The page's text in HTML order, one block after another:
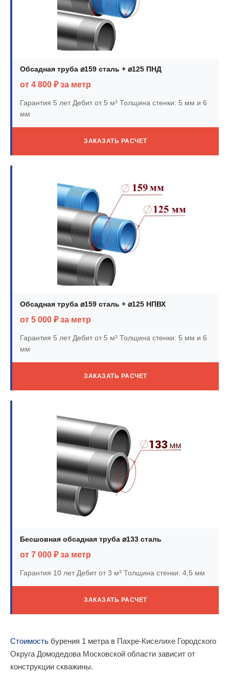
Обсадная труба ⌀159 сталь + ⌀125 ПНД
от 4 800 ₽ за метр
Гарантия 5 летДебит от 5 м³ Толщина стенки: 5 мм и 6
мм
ЗАКАЗАТЬ РАСЧЕТ
Обсадная труба ⌀159 сталь + ⌀125 НПВХ
от 5 000 ₽ за метр
Гарантия 5 летДебит от 5 м³ Толщина стенки: 5 мм и 6
мм
ЗАКАЗАТЬ РАСЧЕТ
Бесшовная обсадная труба ⌀133 сталь
от 7 000 ₽ за метр
Гарантия 10 летДебит от 3 м³ Толщина стенки: 4,5 мм
ЗАКАЗАТЬ РАСЧЕТ
Стоимость бурения 1 метра в Пахре-Киселихе Городского
Округа Домодедова Московской области зависит от
конструкции скважины.